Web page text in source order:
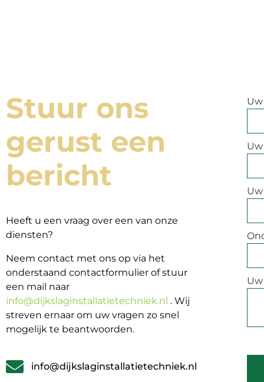
Stuur ons
gerust een
bericht
Heeft u een vraag over een van onze
diensten?
Neem contact met ons op via het
onderstaand contactformulier of stuur
een mail naar
info@dijkslaginstallatietechniek.nl . Wij
streven ernaar om uw vragen zo snel
mogelijk te beantwoorden.
info@dijkslaginstallatietechniek.nl